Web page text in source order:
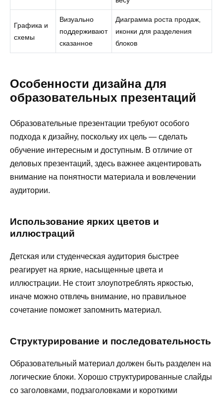
Графика и
схемы
Визуально
поддерживают
сказанное
Диаграмма роста продаж,
иконки для разделения
блоков
Особенности дизайна для
образовательных презентаций
Образовательные презентации требуют особого
подхода к дизайну, поскольку их цель — сделать
обучение интересным и доступным. В отличие от
деловых презентаций, здесь важнее акцентировать
внимание на понятности материала и вовлечении
аудитории.
Использование ярких цветов и
иллюстраций
Детская или студенческая аудитория быстрее
реагирует на яркие, насыщенные цвета и
иллюстрации. Не стоит злоупотреблять яркостью,
иначе можно отвлечь внимание, но правильное
сочетание поможет запомнить материал.
Структурирование и последовательность
Образовательный материал должен быть разделен на
логические блоки. Хорошо структурированные слайды
со заголовками, подзаголовками и короткими